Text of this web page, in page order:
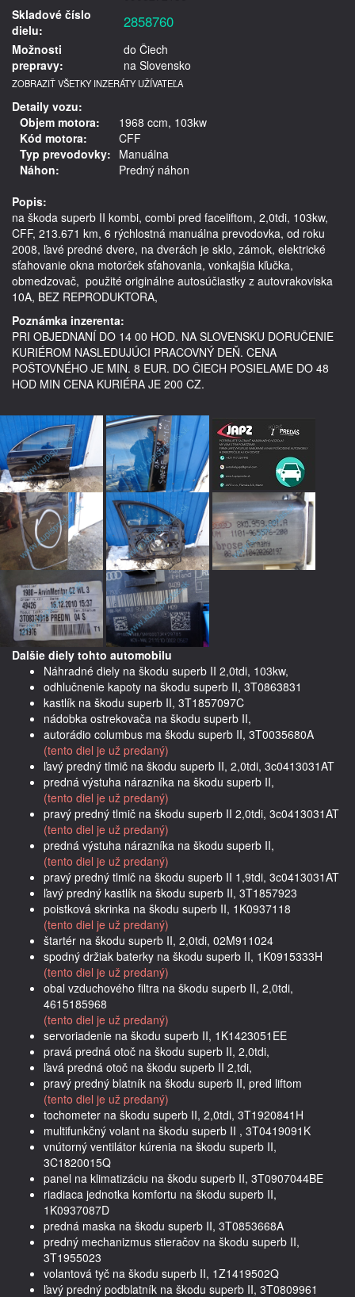
Skladové číslo
dielu:
2858760
Možnosti
prepravy:
do Čiech
na Slovensko
ZOBRAZIŤ VŠETKY INZERÁTY UŽÍVATEĽA
Detaily vozu:
Objem motora:
1968 ccm, 103kw
Kód motora:
CFF
Typ prevodovky: Manuálna
Náhon:
Predný náhon
Popis:
na škoda superb II kombi, combi pred faceliftom, 2,0tdi, 103kw,
CFF, 213.671 km, 6 rýchlostná manuálna prevodovka, od roku
2008, ľavé predné dvere, na dverách je sklo, zámok, elektrické
sťahovanie okna motorček sťahovania, vonkajšia kľučka,
obmedzovač,  použité originálne autosúčiastky z autovrakoviska
10A, BEZ REPRODUKTORA,
Poznámka inzerenta:
PRI OBJEDNANÍ DO 14 00 HOD. NA SLOVENSKU DORUČENIE
KURIÉROM NASLEDUJÚCI PRACOVNÝ DEŇ. CENA
POŠTOVNÉHO JE MIN. 8 EUR. DO ČIECH POSIELAME DO 48
HOD MIN CENA KURIÉRA JE 200 CZ.
Dalšie diely tohto automobilu
Náhradné diely na škodu superb II 2,0tdi, 103kw,
odhlučnenie kapoty na škodu superb II, 3T0863831
kastlík na škodu superb II, 3T1857097C
nádobka ostrekovača na škodu superb II,
autorádio columbus ma škodu superb II, 3T0035680A
(tento diel je už predaný)
ľavý predný tlmič na škodu superb II, 2,0tdi, 3c0413031AT
predná výstuha nárazníka na škodu superb II,
(tento diel je už predaný)
pravý predný tlmič na škodu superb II 2,0tdi, 3c0413031AT
(tento diel je už predaný)
predná výstuha nárazníka na škodu superb II,
(tento diel je už predaný)
pravý predný tlmič na škodu superb II 1,9tdi, 3c0413031AT
ľavý predný kastlík na škodu superb II, 3T1857923
poistková skrinka na škodu superb II, 1K0937118
(tento diel je už predaný)
štartér na škodu superb II, 2,0tdi, 02M911024
spodný držiak baterky na škodu superb II, 1K0915333H
(tento diel je už predaný)
obal vzduchového filtra na škodu superb II, 2,0tdi,
4615185968
(tento diel je už predaný)
servoriadenie na škodu superb II, 1K1423051EE
pravá predná otoč na škodu superb II, 2,0tdi,
ľavá predná otoč na škodu superb II 2,tdi,
pravý predný blatník na škodu superb II, pred liftom
(tento diel je už predaný)
tochometer na škodu superb II, 2,0tdi, 3T1920841H
multifunkčný volant na škodu superb II , 3T0419091K
vnútorný ventilátor kúrenia na škodu superb II,
3C1820015Q
panel na klimatizáciu na škodu superb II, 3T0907044BE
riadiaca jednotka komfortu na škodu superb II,
1K0937087D
predná maska na škodu superb II, 3T0853668A
predný mechanizmus stieračov na škodu superb II,
3T1955023
volantová tyč na škodu superb II, 1Z1419502Q
ľavý predný podblatník na škodu superb II, 3T0809961